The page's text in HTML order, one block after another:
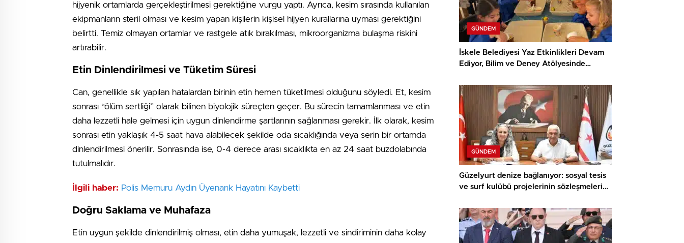
hijyenik ortamlarda gerçekleştirilmesi gerektiğine vurgu yaptı. Ayrıca, kesim sırasında kullanılan
ekipmanların steril olması ve kesim yapan kişilerin kişisel hijyen kurallarına uyması gerektiğini
belirtti. Temiz olmayan ortamlar ve rastgele atık bırakılması, mikroorganizma bulaşma riskini
artırabilir.
Etin Dinlendirilmesi ve Tüketim Süresi
Can, genellikle sık yapılan hatalardan birinin etin hemen tüketilmesi olduğunu söyledi. Et, kesim
sonrası “ölüm sertliği” olarak bilinen biyolojik süreçten geçer. Bu sürecin tamamlanması ve etin
daha lezzetli hale gelmesi için uygun dinlendirme şartlarının sağlanması gerekir. İlk olarak, kesim
sonrası etin yaklaşık 4-5 saat hava alabilecek şekilde oda sıcaklığında veya serin bir ortamda
dinlendirilmesi önerilir. Sonrasında ise, 0-4 derece arası sıcaklıkta en az 24 saat buzdolabında
tutulmalıdır.
İlgili haber: Polis Memuru Aydın Üyenarık Hayatını Kaybetti
Doğru Saklama ve Muhafaza
Etin uygun şekilde dinlendirilmiş olması, etin daha yumuşak, lezzetli ve sindiriminin daha kolay
GÜNDEM
İskele Belediyesi Yaz Etkinlikleri Devam
Ediyor, Bilim ve Deney Atölyesinde
GÜNDEM
Güzelyurt denize bağlanıyor: sosyal tesis
ve surf kulübü projelerinin sözleşmeleri